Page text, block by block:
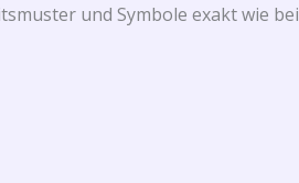
und Symbole exakt wie